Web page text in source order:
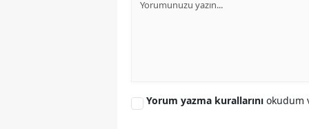
Yorum yazma kurallarını okudum